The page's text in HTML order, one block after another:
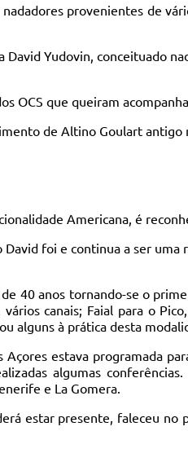
provenientes de
David Yudovin, conceituado
OCS que queiram
de Altino Goulart antigo
Americana, é
foi e continua a ser
40 anos tornando-se o
canais; Faial para o
alguns à prática desta
estava programada
algumas
e La Gomera.
estar presente, faleceu no